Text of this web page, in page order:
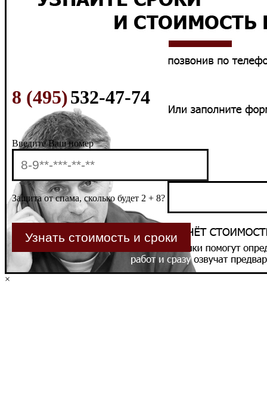
8 (495)532-47-74
Введите Ваш номер
Защита от спама, сколько будет 2 + 8?
×